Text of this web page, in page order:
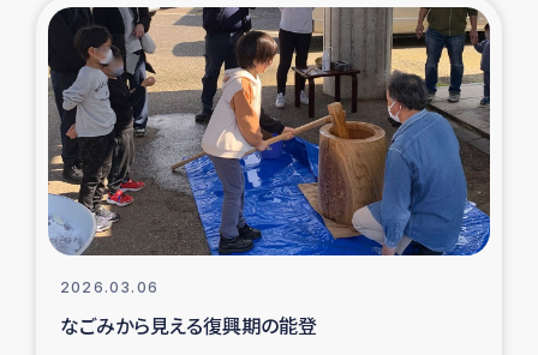
コーヒー生産者支援
アイナロ県マウベシ郡でのコーヒー畑改善事業
ベイルート大規模爆発被災者支援
女性の生計向上支援
2026.03.06
なごみから見える復興期の能登